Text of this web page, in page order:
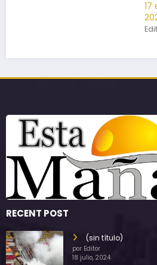
RECENT POST
(sin título)
por Editor
18 julio, 2024